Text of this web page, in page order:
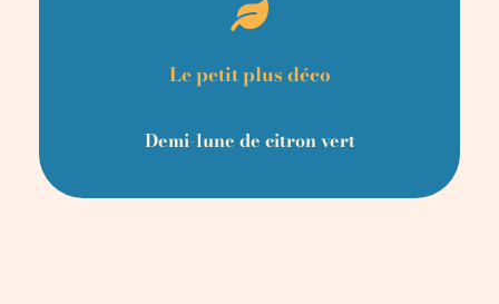
Le petit plus déco
Demi-lune de citron vert